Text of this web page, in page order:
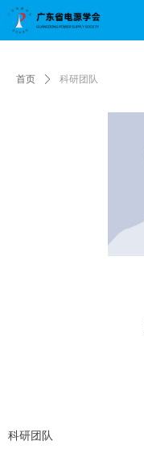
首页 ꄲ 科研团队
科研团队